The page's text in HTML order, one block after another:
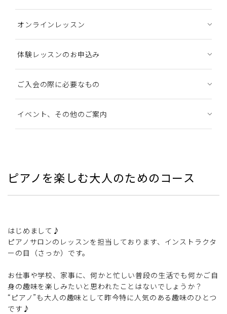
オンラインレッスン
体験レッスンのお申込み
ご入会の際に必要なもの
イベント、その他のご案内
ピアノを楽しむ大人のためのコース
はじめまして♪
ピアノサロンのレッスンを担当しております、インストラクタ
ーの目（さっか）です。
お仕事や学校、家事に、何かと忙しい普段の生活でも何かご自
身の趣味を楽しみたいと思われたことはないでしょうか？
“ピアノ”も大人の趣味として昨今特に人気のある趣味のひとつ
です♪